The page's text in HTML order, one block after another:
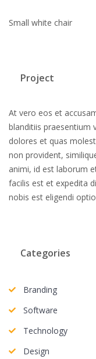
Small white chair
Project
At vero eos et
blanditiis praesentium
dolores et quas
non provident,
animi, id est laborum
facilis est et expedita
nobis est eligendi
Categories
Branding
Software
Technology
Design